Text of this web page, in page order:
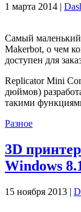
1 марта 2014 |
Самый маленький
Makerbot, о чем
доступен для
Replicator Mini
дюймов)
такими
Разное
3D
Windows
15 ноября 2013 |